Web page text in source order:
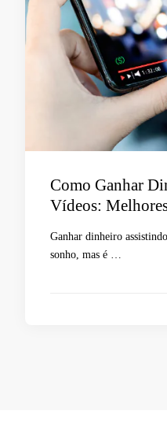
Como Ganhar
Vídeos:
Ganhar dinheiro
sonho, mas é …